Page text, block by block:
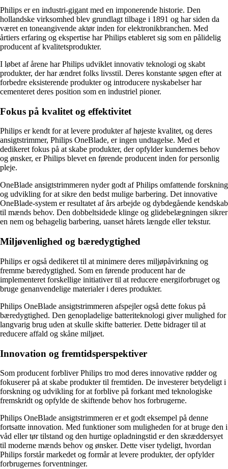
Philips er en industri-gigant med en imponerende historie. Den
hollandske virksomhed blev grundlagt tilbage i 1891 og har siden da
været en toneangivende aktør inden for elektronikbranchen. Med
årtiers erfaring og ekspertise har Philips etableret sig som en pålidelig
producent af kvalitetsprodukter.
I løbet af årene har Philips udviklet innovativ teknologi og skabt
produkter, der har ændret folks livsstil. Deres konstante søgen efter at
forbedre eksisterende produkter og introducere nyskabelser har
cementeret deres position som en industriel pioner.
Fokus på kvalitet og effektivitet
Philips er kendt for at levere produkter af højeste kvalitet, og deres
ansigtstrimmer, Philips OneBlade, er ingen undtagelse. Med et
dedikeret fokus på at skabe produkter, der opfylder kundernes behov
og ønsker, er Philips blevet en førende producent inden for personlig
pleje.
OneBlade ansigtstrimmeren nyder godt af Philips omfattende forskning
og udvikling for at sikre den bedst mulige barbering. Det innovative
OneBlade-system er resultatet af års arbejde og dybdegående kendskab
til mænds behov. Den dobbeltsidede klinge og glidebelægningen sikrer
en nem og behagelig barbering, uanset hårets længde eller tekstur.
Miljøvenlighed og bæredygtighed
Philips er også dedikeret til at minimere deres miljøpåvirkning og
fremme bæredygtighed. Som en førende producent har de
implementeret forskellige initiativer til at reducere energiforbruget og
bruge genanvendelige materialer i deres produkter.
Philips OneBlade ansigtstrimmeren afspejler også dette fokus på
bæredygtighed. Den genopladelige batteriteknologi giver mulighed for
langvarig brug uden at skulle skifte batterier. Dette bidrager til at
reducere affald og skåne miljøet.
Innovation og fremtidsperspektiver
Som producent forbliver Philips tro mod deres innovative rødder og
fokuserer på at skabe produkter til fremtiden. De investerer betydeligt i
forskning og udvikling for at forblive på forkant med teknologiske
fremskridt og opfylde de skiftende behov hos forbrugerne.
Philips OneBlade ansigtstrimmeren er et godt eksempel på denne
fortsatte innovation. Med funktioner som muligheden for at bruge den i
våd eller tør tilstand og den hurtige opladningstid er den skræddersyet
til moderne mænds behov og ønsker. Dette viser tydeligt, hvordan
Philips forstår markedet og formår at levere produkter, der opfylder
forbrugernes forventninger.